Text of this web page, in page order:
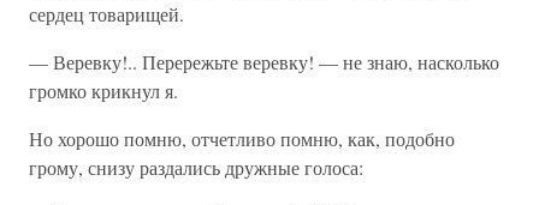
сердец товарищей.
— Веревку!.. Перережьте веревку! — не знаю, на­сколько
громко крикнул я.
Но хорошо помню, отчетливо помню, как, подобно
грому, снизу раздались дружные голоса: